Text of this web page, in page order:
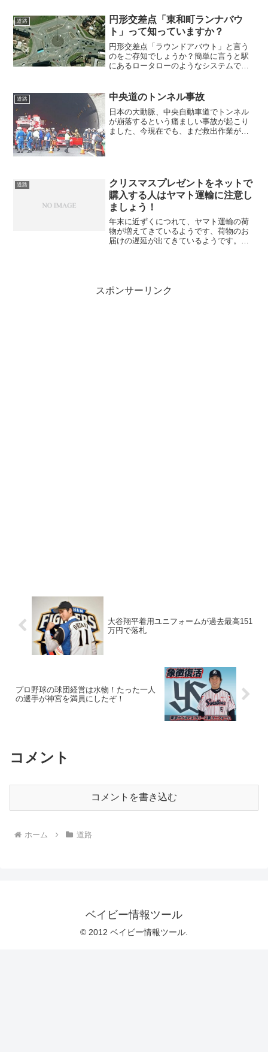
道路
円形交差点「東和町ランナバウ
ト」って知っていますか？
円形交差点「ラウンドアバウト」と言う
のをご存知でしょうか？簡単に言うと駅
にあるロータローのようなシステムで
て、「ランナバウト」と呼ばれているよ
うです、この交差点は5本の...
道路 中央道のトンネル事故
日本の大動脈、中央自動車道でトンネル
が崩落するという痛ましい事故が起こり
ました、今現在でも、まだ救出作業が続
道路
クリスマスプレゼントをネットで
購入する人はヤマト運輸に注意し
ましょう！
年末に近ずくにつれて、ヤマト運輸の荷
物が増えてきているようです、荷物のお
届けの遅延が出てきているようです。ヤ
スポンサーリンク
大谷翔平着用ユニフォームが過去最高151
万円で落札
プロ野球の球団経営は水物！たった一人
の選手が神宮を満員にしたぞ！
コメント
コメントを書き込む
ホーム 道路
ベイビー情報ツール
© 2012 ベイビー情報ツール.